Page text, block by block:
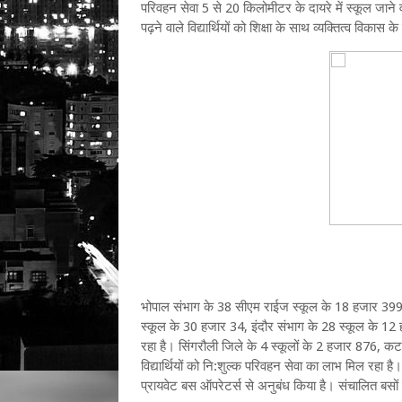
परिवहन सेवा 5 से 20 किलोमीटर के दायरे में स्कूल जाने
पढ़ने वाले विद्यार्थियों को शिक्षा के साथ व्यक्तित्व
भोपाल संभाग के 38 सीएम राईज स्कूल के 18 हजार
स्कूल के 30 हजार 34, इंदौर संभाग के 28 स्कूल के 12
रहा है। सिंगरौली जिले के 4 स्कूलों के 2 हजार 876,
विद्यार्थियों को नि:शुल्क परिवहन सेवा का लाभ मिल
प्रायवेट बस ऑपरेटर्स से अनुबंध किया है। संचालित बसों